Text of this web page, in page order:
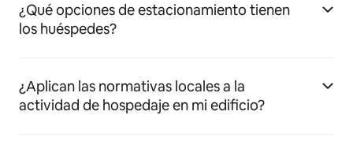
¿Qué opciones de estacionamiento tienen
los huéspedes?
¿Aplican las normativas locales a la
actividad de hospedaje en mi edificio?